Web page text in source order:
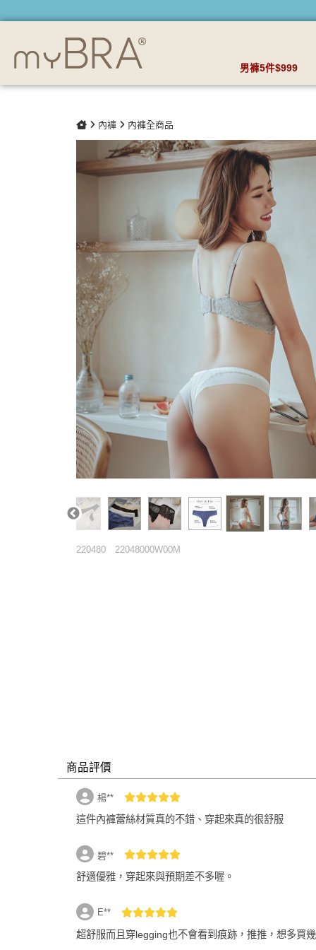
男褲5件$999
內褲 內褲全商品
220480 22048000W00M
現貨僅剩1件，即將售完！
商品評價
楊**
這件內褲蕾絲材質真的不錯、穿起來真的很舒服
碧**
舒適優雅，穿起來與預期差不多喔。
E**
超舒服而且穿legging也不會看到痕跡，推推，想多買